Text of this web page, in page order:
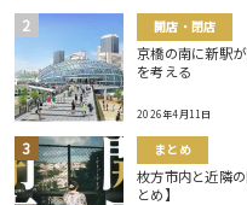
開店・閉店
京橋の南に新駅
を考える
2026年4月11日
まとめ
枚方市内と近隣
とめ】